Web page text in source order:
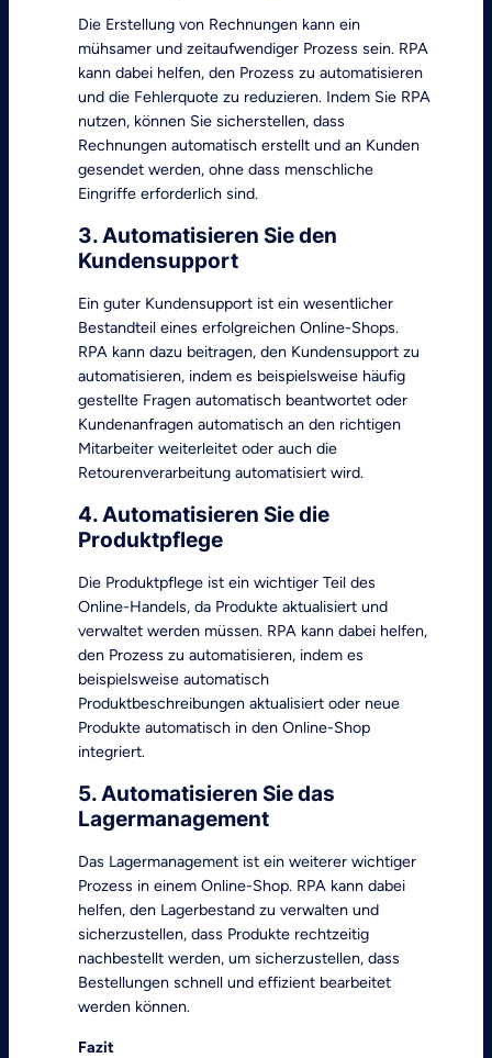
Die Erstellung von Rechnungen kann ein
mühsamer und zeitaufwendiger Prozess sein. RPA
kann dabei helfen, den Prozess zu automatisieren
und die Fehlerquote zu reduzieren. Indem Sie RPA
nutzen, können Sie sicherstellen, dass
Rechnungen automatisch erstellt und an Kunden
gesendet werden, ohne dass menschliche
Eingriffe erforderlich sind.
3. Automatisieren Sie den
Kundensupport
Ein guter Kundensupport ist ein wesentlicher
Bestandteil eines erfolgreichen Online-Shops.
RPA kann dazu beitragen, den Kundensupport zu
automatisieren, indem es beispielsweise häufig
gestellte Fragen automatisch beantwortet oder
Kundenanfragen automatisch an den richtigen
Mitarbeiter weiterleitet oder auch die
Retourenverarbeitung automatisiert wird.
4. Automatisieren Sie die
Produktpflege
Die Produktpflege ist ein wichtiger Teil des
Online-Handels, da Produkte aktualisiert und
verwaltet werden müssen. RPA kann dabei helfen,
den Prozess zu automatisieren, indem es
beispielsweise automatisch
Produktbeschreibungen aktualisiert oder neue
Produkte automatisch in den Online-Shop
integriert.
5. Automatisieren Sie das
Lagermanagement
Das Lagermanagement ist ein weiterer wichtiger
Prozess in einem Online-Shop. RPA kann dabei
helfen, den Lagerbestand zu verwalten und
sicherzustellen, dass Produkte rechtzeitig
nachbestellt werden, um sicherzustellen, dass
Bestellungen schnell und effizient bearbeitet
werden können.
Fazit